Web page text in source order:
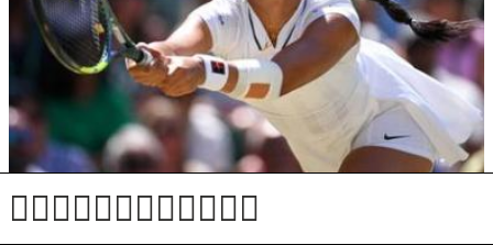
Alexandra Eala se je vpisala v zgodovino filipinskega